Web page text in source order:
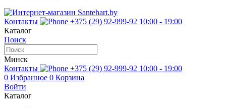
Контакты +375 (29) 92-999-92 10:00 - 19:00
Каталог
Поиск
Минск
Контакты
+375 (29) 92-999-92 10:00 - 19:00
0 Избранное 0 Корзина
Войти
Каталог